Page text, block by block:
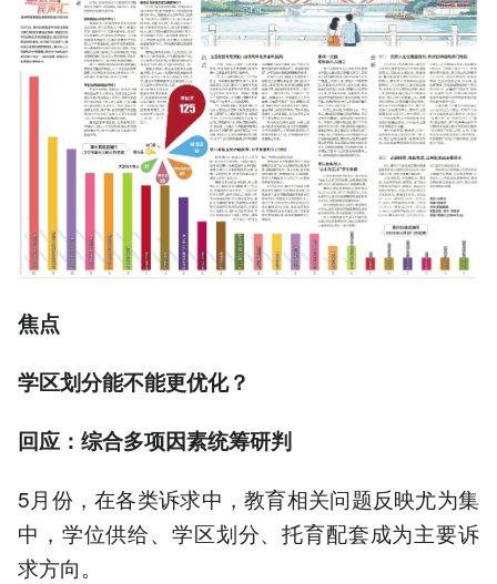
焦点
学区划分能不能更优化？
回应：综合多项因素统筹研判
5月份，在各类诉求中，教育相关问题反映尤为集
中，学位供给、学区划分、托育配套成为主要诉
求方向。